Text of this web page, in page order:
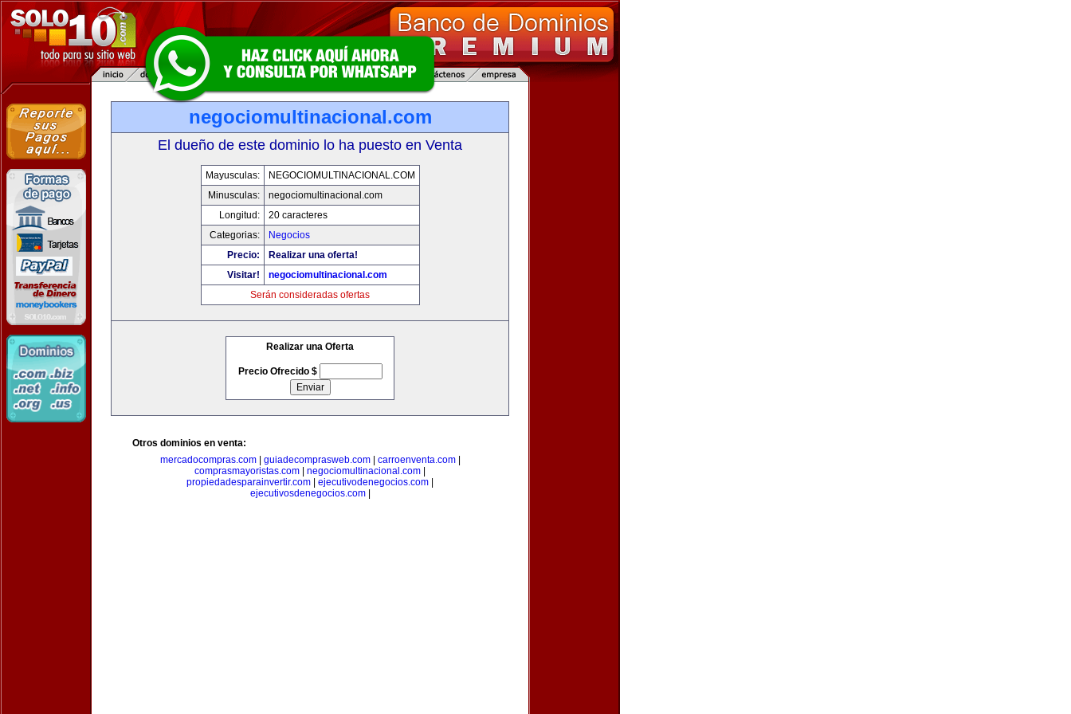
negociomultinacional.com
El dueño de este dominio lo ha puesto en Venta
Mayusculas:
NEGOCIOMULTINACIONAL.COM
Minusculas:
negociomultinacional.com
Longitud:
20 caracteres
Categorias:
Negocios
Precio:
Realizar una oferta!
Visitar!
negociomultinacional.com
Serán consideradas ofertas
Realizar una Oferta
Precio Ofrecido $
Otros dominios en venta:
mercadocompras.com| guiadecomprasweb.com| carroenventa.com|
comprasmayoristas.com
negociomultinacional.com
propiedadesparainvertir.com
ejecutivodenegocios.com
ejecutivosdenegocios.com|